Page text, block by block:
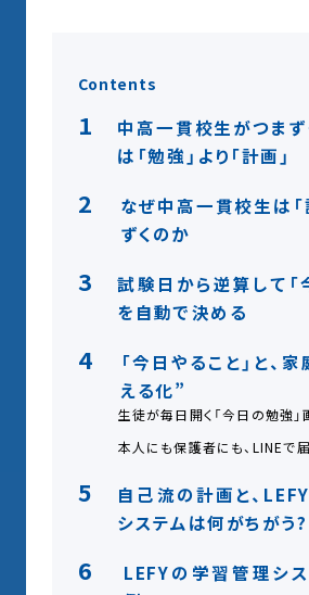
Contents
1
中高一貫校生がつまず
は「勉強」より「計画」
2
なぜ中高一貫校生は「
ずくのか
3
試験日から逆算して「
を自動で決める
4
「今日やること」と、
える化”
生徒が毎日開く「今日の勉強」
本人にも保護者にも、LINEで届
5
自己流の計画と、
システムは何がちがう?
6
LEFYの学習管理シ